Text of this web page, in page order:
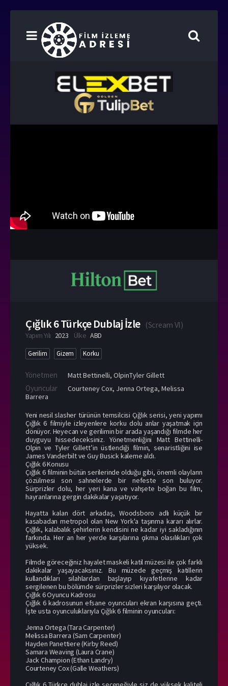
Çığlık 6 Türkçe Dublaj İzle (Scream VI)
Yapım Yılı 2023 Ülke ABD
Gerilim Gizem Korku
Yönetmen Matt Bettinelli, OlpinTyler Gillett
Oyuncular Courteney Cox, Jenna Ortega, Melissa
Barrera
Yeni nesil slasher türünün temsilcisi Çığlık serisi, yeni yapımı
Çığlık 6 filmiyle izleyenlere korku dolu anlar yaşatmak için
dönüyor. Heyecan ve gerilimin bir arada yaşandığı filmde her
duyguyu hissedeceksiniz. Yönetmenliğini Matt Bettinelli-
Olpin ve Tyler Gillett’in üstlendiği filmin, senaristliğini ise
James Vanderbilt ve Guy Busick kaleme aldı.
Çığlık 6 Konusu
Çığlık 6 filminin bütün serilerinde olduğu gibi, önemli olayların
çözülmesi son sahnelerde bir nefeste son buluyor.
Sürprizler dolu, her yeri kana ve vahşete boğan bu film,
hayranlarına gergin dakikalar yaşatıyor.
Hayatta kalan dört arkadaş, Woodsboro adlı küçük bir
kasabadan metropol olan New York'a taşınma kararı alırlar.
Çığlık, kalabalık şehirlerin kendisini ne kadar iyi sakladığının
farkında. Her an her yerde karşılarına çıkma olasılıkları çok
yüksek.
Filmde göreceğiniz hayalet maskeli katil müzesi ile çok farklı
dakikalar yaşayacaksınız. Bu müzede geçmiş katillerin
kullandıkları silahlardan başlayıp kıyafetlerine kadar
sergilenen bu bölümde sürprizler sizleri karşılıyor olacak.
Çığlık 6 Oyuncu Kadrosu
Çığlık 6 kadrosunun efsane oyuncuları ekran karşısına geçti.
İşte usta oyunculuklarıyla Çığlık 6 filminin oyuncuları:
Jenna Ortega (Tara Carpenter)
Melissa Barrera (Sam Carpenter)
Hayden Panettiere (Kirby Reed)
Samara Weaving (Laura Crane)
Jack Champion (Ethan Landry)
Courteney Cox (Galle Weathers)